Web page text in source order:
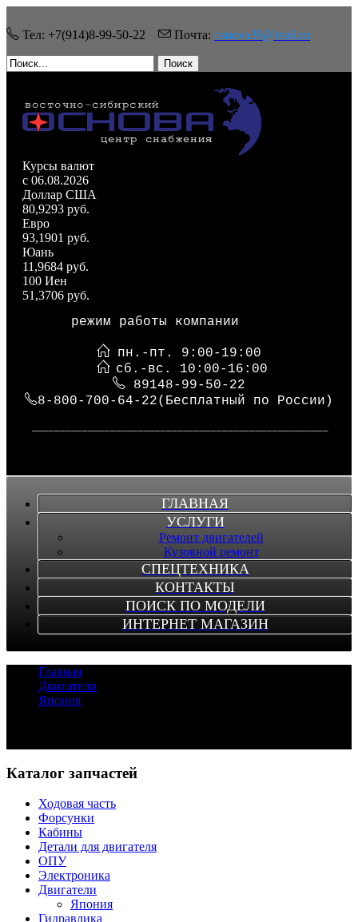
Тел: +7(914)8-99-50-22 Почта: osnova38@mail.ru
Поиск
Курсы валют
c 06.08.2026
Доллар США
80,9293 руб.
Евро
93,1901 руб.
Юань
11,9684 руб.
100 Иен
51,3706 руб.
режим работы компании
пн.-пт. 9:00-19:00
сб.-вс. 10:00-16:00
89148-99-50-22
8-800-700-64-22(Бесплатный по России)
ГЛАВНАЯ
УСЛУГИ
Ремонт двигателей
Кузовной ремонт
СПЕЦТЕХНИКА
КОНТАКТЫ
ПОИСК ПО МОДЕЛИ
ИНТЕРНЕТ МАГАЗИН
Главная
Двигатели
Япония
Каталог запчастей
Ходовая часть
Форсунки
Кабины
Детали для двигателя
ОПУ
Электроника
Двигатели
Япония
Гидравлика